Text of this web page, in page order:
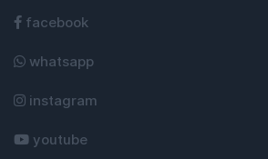
facebook
whatsapp
instagram
youtube